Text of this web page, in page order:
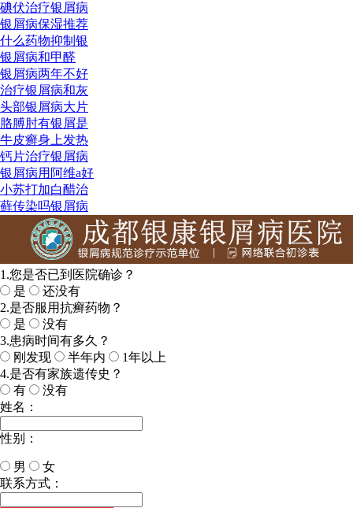
碘伏治疗银屑病
银屑病保湿推荐
什么药物抑制银
银屑病和甲醛
银屑病两年不好
治疗银屑病和灰
头部银屑病大片
胳膊肘有银屑是
牛皮癣身上发热
钙片治疗银屑病
银屑病用阿维a好
小苏打加白醋治
藓传染吗银屑病
1.您是否已到医院确诊？
是
还没有
2.是否服用抗癣药物？
是
没有
3.患病时间有多久？
刚发现
半年内
1年以上
4.是否有家族遗传史？
有
没有
姓名：
性别：
男
女
今天日期：
联系方式：